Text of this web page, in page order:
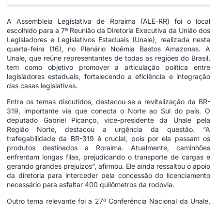
A Assembleia Legislativa de Roraima (ALE-RR) foi o local
escolhido para a 7ª Reunião da Diretoria Executiva da União dos
Legisladores e Legislativos Estaduais (Unale), realizada nesta
quarta-feira (16), no Plenário Noêmia Bastos Amazonas. A
Unale, que reúne representantes de todas as regiões do Brasil,
tem como objetivo promover a articulação política entre
legisladores estaduais, fortalecendo a eficiência e integração
das casas legislativas.
Entre os temas discutidos, destacou-se a revitalização da BR-
319, importante via que conecta o Norte ao Sul do país. O
deputado Gabriel Picanço, vice-presidente da Unale pela
Região Norte, destacou a urgência da questão. “A
trafegabilidade da BR-319 é crucial, pois por ela passam os
produtos destinados a Roraima. Atualmente, caminhões
enfrentam longas filas, prejudicando o transporte de cargas e
gerando grandes prejuízos”, afirmou. Ele ainda ressaltou o apoio
da diretoria para interceder pela concessão do licenciamento
necessário para asfaltar 400 quilômetros da rodovia.
Outro tema relevante foi a 27ª Conferência Nacional da Unale,